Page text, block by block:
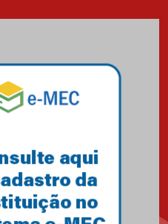
07.11.2024
Equipe de saltos ornamentais
do Mackenzie Brasília
Gravação do projeto “Mais de
31 mil vozes com a Palavra” é
realizado no Colégio
Mackenzie Brasília